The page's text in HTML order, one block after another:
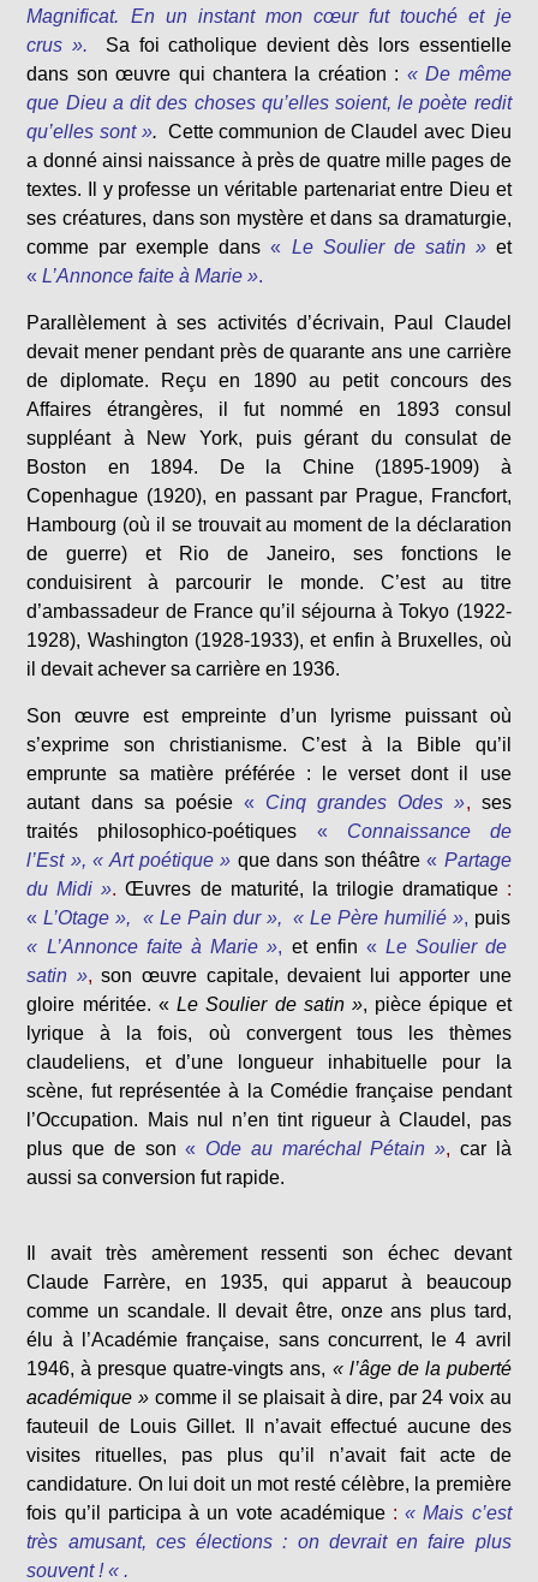
Magnificat. En un instant mon cœur fut touché et je
crus ».
Sa foi catholique devient dès lors essentielle
dans son œuvre qui chantera la création : « De même
que Dieu a dit des choses qu’elles soient, le poète redit
qu’elles sont ». Cette communion de Claudel avec Dieu
a donné ainsi naissance à près de quatre mille pages de
textes. Il y professe un véritable partenariat entre Dieu et
ses créatures, dans son mystère et dans sa dramaturgie,
comme par exemple dans « Le Soulier de satin » et
«L’Annonce faite à Marie ».
Parallèlement à ses activités d’écrivain, Paul Claudel
devait mener pendant près de quarante ans une carrière
de diplomate. Reçu en 1890 au petit concours des
Affaires étrangères, il fut nommé en 1893 consul
suppléant à New York, puis gérant du consulat de
Boston en 1894. De la Chine (1895-1909) à
Copenhague (1920), en passant par Prague, Francfort,
Hambourg (où il se trouvait au moment de la déclaration
de guerre) et Rio de Janeiro, ses fonctions le
conduisirent à parcourir le monde. C’est au titre
d’ambassadeur de France qu’il séjourna à Tokyo (1922-
1928), Washington (1928-1933), et enfin à Bruxelles, où
il devait achever sa carrière en 1936.
Son œuvre est empreinte d’un lyrisme puissant où
s’exprime son christianisme. C’est à la Bible qu’il
emprunte sa matière préférée : le verset dont il use
autant dans sa poésie « Cinq grandes Odes », ses
traités philosophico-poétiques « Connaissance de
l’Est », « Art poétique » que dans son théâtre « Partage
du Midi ».Œuvres de maturité, la trilogie dramatique:
«L’Otage », « Le Pain dur », « Le Père humilié », puis
« L’Annonce faite à Marie », et enfin «Le Soulier de
satin »,son œuvre capitale, devaient lui apporter une
gloire méritée. «Le Soulier de satin », pièce épique et
lyrique à la fois, où convergent tous les thèmes
claudeliens, et d’une longueur inhabituelle pour la
scène, fut représentée à la Comédie française pendant
l’Occupation. Mais nul n’en tint rigueur à Claudel, pas
plus que de son « Ode au maréchal Pétain », car là
aussi sa conversion fut rapide.
Il avait très amèrement ressenti son échec devant
Claude Farrère, en 1935, qui apparut à beaucoup
comme un scandale. Il devait être, onze ans plus tard,
élu à l’Académie française, sans concurrent, le 4 avril
1946, à presque quatre-vingts ans, « l’âge de la puberté
académique »comme il se plaisait à dire, par 24 voix au
fauteuil de Louis Gillet. Il n’avait effectué aucune des
visites rituelles, pas plus qu’il n’avait fait acte de
candidature. On lui doit un mot resté célèbre, la première
fois qu’il participa à un vote académique: « Mais c’est
très amusant, ces élections : on devrait en faire plus
souvent ! « .